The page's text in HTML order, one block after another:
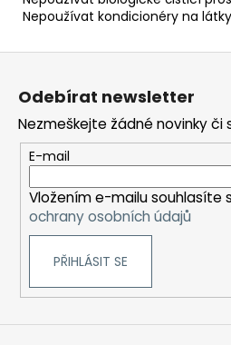
Nepoužívat kondicionéry na látky
Z
Odebírat newsletter
Nezmeškejte žádné novinky či
E-mail
Vložením e-mailu souhlasíte s
ochrany osobních údajů
PŘIHLÁSIT SE